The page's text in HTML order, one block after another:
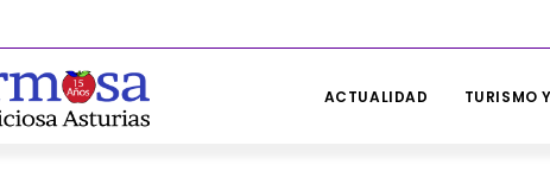
ACTUALIDAD TURISMO